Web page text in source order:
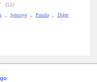
(12)
, Şemsiye , Pusula , Diğer